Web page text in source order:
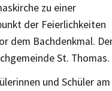
zu einer
der Feierlichkeiten
dem Bachdenkmal.
St. Thomas.
und Schüler am